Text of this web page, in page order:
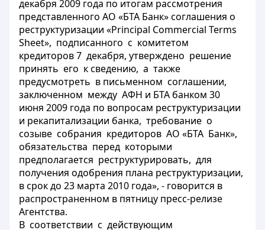
декабря 2009 года по итогам рассмотрения
представленного АО «БТА Банк» соглашения о
реструктуризации «Principal Commercial Terms
Sheet», подписанного с комитетом
кредиторов 7 декабря, утверждено решение
принять его к сведению, а также
предусмотреть в письменном соглашении,
заключенном между АФН и БТА банком 30
июня 2009 года по вопросам реструктуризации
и рекапитализации банка, требование о
созыве собрания кредиторов АО «БТА Банк»,
обязательства перед которыми
предполагается реструктурировать, для
получения одобрения плана реструктуризации,
в срок до 23 марта 2010 года», - говорится в
распространенном в пятницу пресс-релизе
Агентства.
В соответствии с действующим